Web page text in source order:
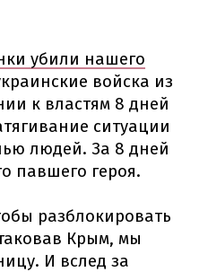
убили нашего
войска из
к властям 8 дней
ситуации
людей. За 8 дней
павшего героя.
разблокировать
Крым, мы
И вслед за